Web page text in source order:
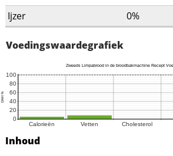
Ijzer
0%
Voedingswaardegrafiek
Inhoud